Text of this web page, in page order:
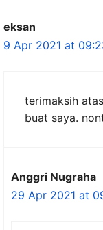
eksan
9 Apr 2021 at
terimaksih
buat saya.
Anggri Nugraha
29 Apr 2021 at